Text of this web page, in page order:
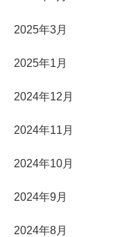
2025年3月
2025年1月
2024年12月
2024年11月
2024年10月
2024年9月
2024年8月